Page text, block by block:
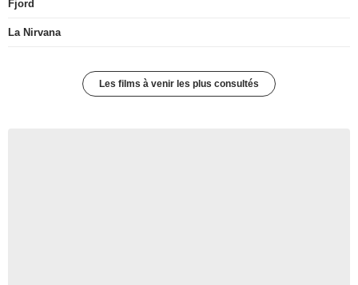
Fjord
La Nirvana
Les films à venir les plus consultés